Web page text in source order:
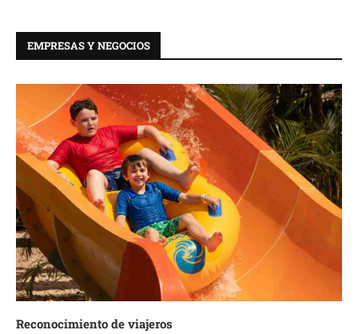
EMPRESAS Y NEGOCIOS
Reconocimiento de viajeros